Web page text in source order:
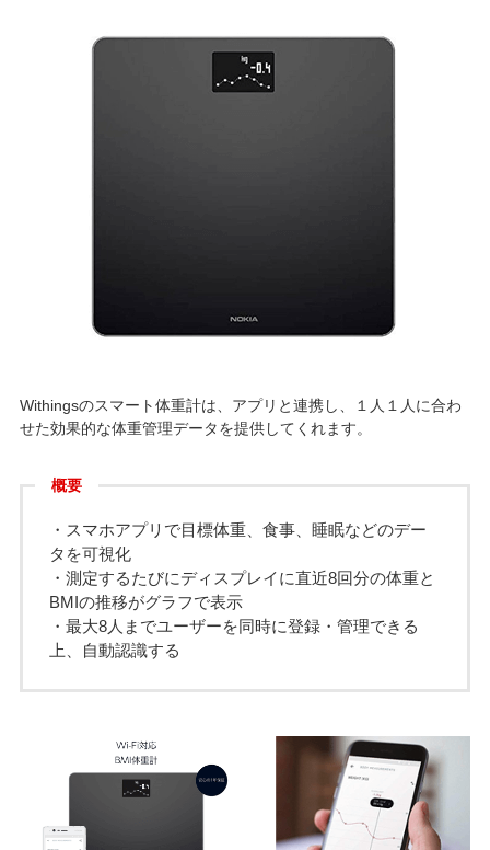
Withingsのスマート体重計は、アプリと連携し、１人１人に合わ
せた効果的な体重管理データを提供してくれます。
概要
・スマホアプリで目標体重、食事、睡眠などのデー
タを可視化
・測定するたびにディスプレイに直近8回分の体重と
BMIの推移がグラフで表示
・最大8人までユーザーを同時に登録・管理できる
上、自動認識する